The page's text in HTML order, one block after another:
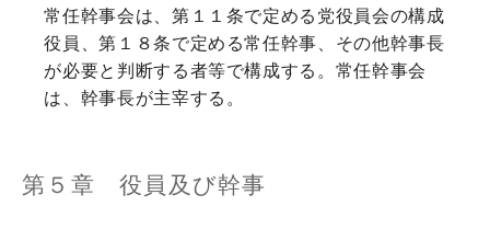
常任幹事会は、第１１条で定める党役員会の構成
役員、第１８条で定める常任幹事、その他幹事長
が必要と判断する者等で構成する。常任幹事会
は、幹事長が主宰する。
第５章 役員及び幹事